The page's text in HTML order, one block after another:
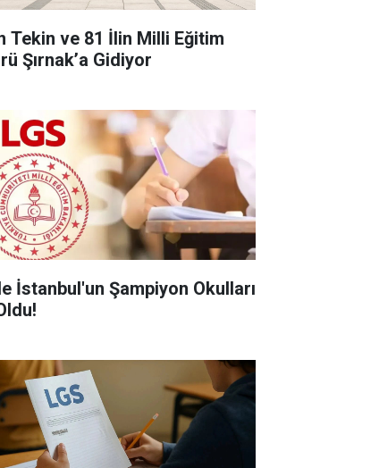
Tekin ve 81 İlin Milli Eğitim
Şırnak’a Gidiyor
İstanbul'un Şampiyon Okulları